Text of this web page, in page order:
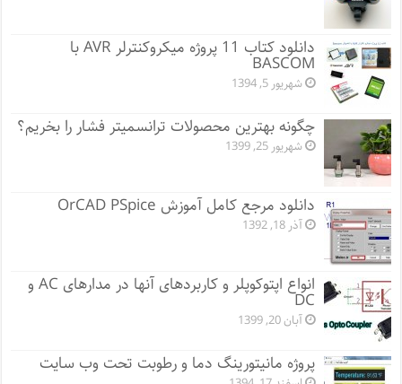
دانلود کتاب 11 پروژه میکروکنترلر AVR با
BASCOM
شهریور 5, 1394
چگونه بهترین محصولات ترانسمیتر فشار را بخریم؟
شهریور 25, 1399
دانلود مرجع کامل آموزش OrCAD PSpice
آذر 18, 1392
انواع اپتوکوپلر و کاربردهای آنها در مدارهای AC و
DC
آبان 20, 1399
پروژه مانيتورينگ دما و رطوبت تحت وب سایت